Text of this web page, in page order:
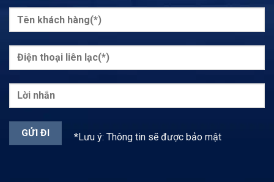
*Lưu ý: Thông tin sẽ được bảo mật